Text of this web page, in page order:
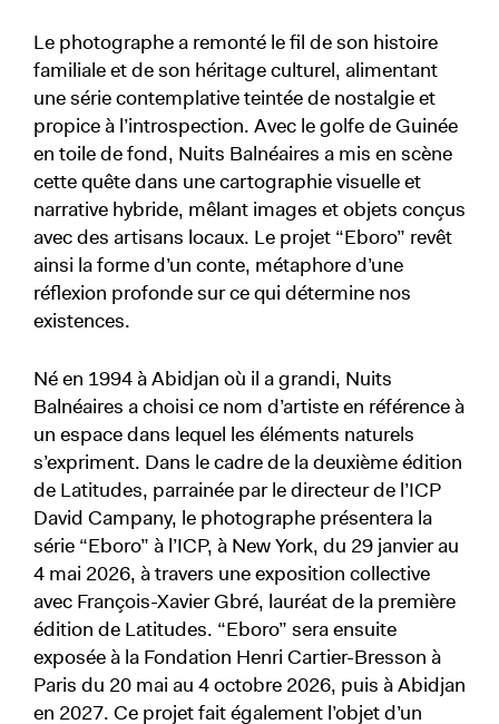
Le photographe a remonté le fil de son histoire
familiale et de son héritage culturel, alimentant
une série contemplative teintée de nostalgie et
propice à l’introspection. Avec le golfe de Guinée
en toile de fond, Nuits Balnéaires a mis en scène
cette quête dans une cartographie visuelle et
narrative hybride, mêlant images et objets conçus
avec des artisans locaux. Le projet “Eboro” revêt
ainsi la forme d’un conte, métaphore d’une
réflexion profonde sur ce qui détermine nos
existences.
Né en 1994 à Abidjan où il a grandi, Nuits
Balnéaires a choisi ce nom d’artiste en référence à
un espace dans lequel les éléments naturels
s’expriment. Dans le cadre de la deuxième édition
de Latitudes, parrainée par le directeur de l’ICP
David Campany, le photographe présentera la
série “Eboro” à l’ICP, à New York, du 29 janvier au
4 mai 2026, à travers une exposition collective
avec François-Xavier Gbré, lauréat de la première
édition de Latitudes. “Eboro” sera ensuite
exposée à la Fondation Henri Cartier-Bresson à
Paris du 20 mai au 4 octobre 2026, puis à Abidjan
en 2027. Ce projet fait également l’objet d’un